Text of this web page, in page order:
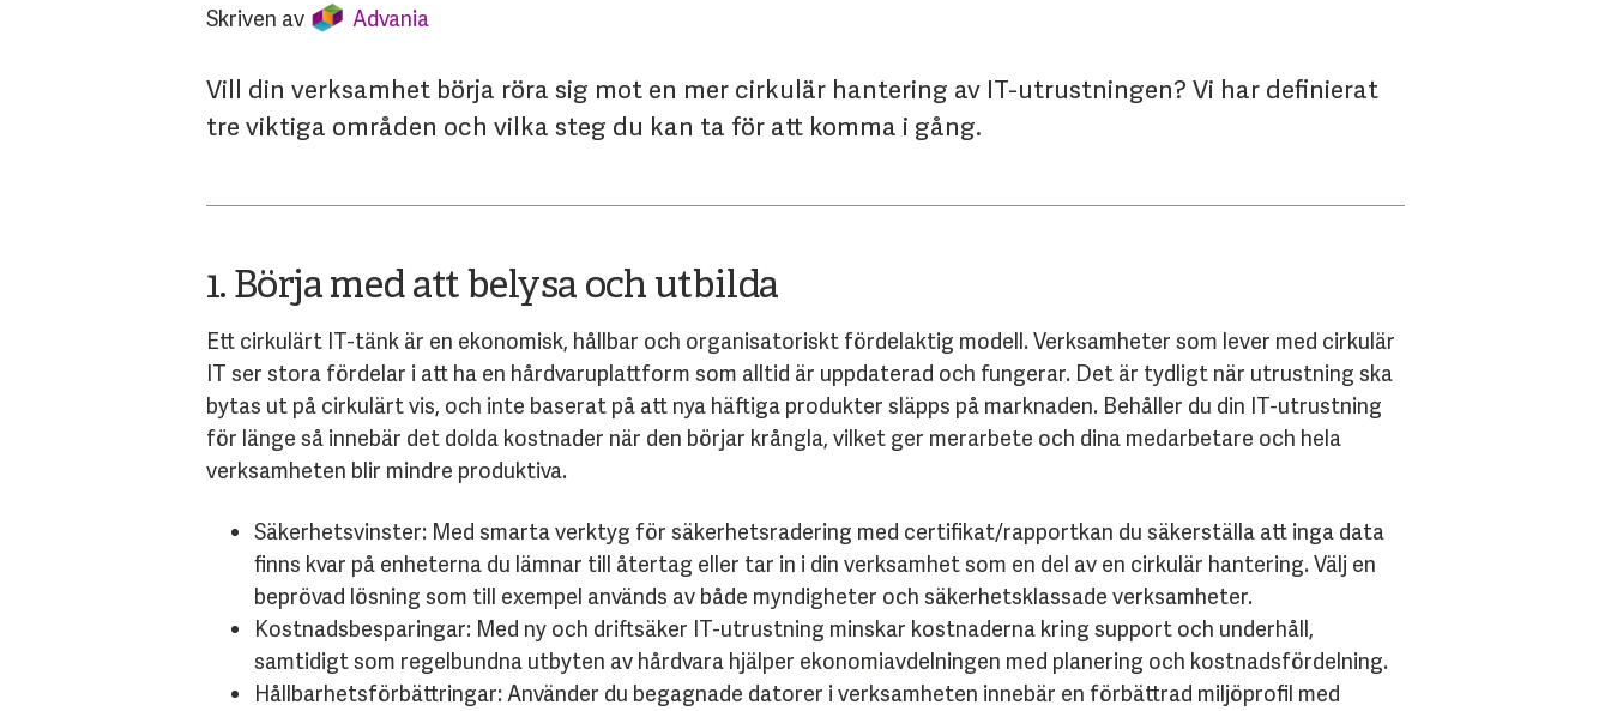
Skriven av Advania
Vill din verksamhet börja röra sig mot en mer cirkulär hantering av IT-utrustningen? Vi har definierat
tre viktiga områden och vilka steg du kan ta för att komma i gång.
1. Börja med att belysa och utbilda
Ett cirkulärt IT-tänk är en ekonomisk, hållbar och organisatoriskt fördelaktig modell. Verksamheter som lever med cirkulär
IT ser stora fördelar i att ha en hårdvaruplattform som alltid är uppdaterad och fungerar. Det är tydligt när utrustning ska
bytas ut på cirkulärt vis, och inte baserat på att nya häftiga produkter släpps på marknaden. Behåller du din IT-utrustning
för länge så innebär det dolda kostnader när den börjar krångla, vilket ger merarbete och dina medarbetare och hela
verksamheten blir mindre produktiva.
Säkerhetsvinster: Med smarta verktyg för säkerhetsradering med certifikat/rapportkan du säkerställa att inga data
finns kvar på enheterna du lämnar till återtag eller tar in i din verksamhet som en del av en cirkulär hantering. Välj en
beprövad lösning som till exempel används av både myndigheter och säkerhetsklassade verksamheter.
Kostnadsbesparingar: Med ny och driftsäker IT-utrustning minskar kostnaderna kring support och underhåll,
samtidigt som regelbundna utbyten av hårdvara hjälper ekonomiavdelningen med planering och kostnadsfördelning.
Hållbarhetsförbättringar: Använder du begagnade datorer i verksamheten innebär en förbättrad miljöprofil med